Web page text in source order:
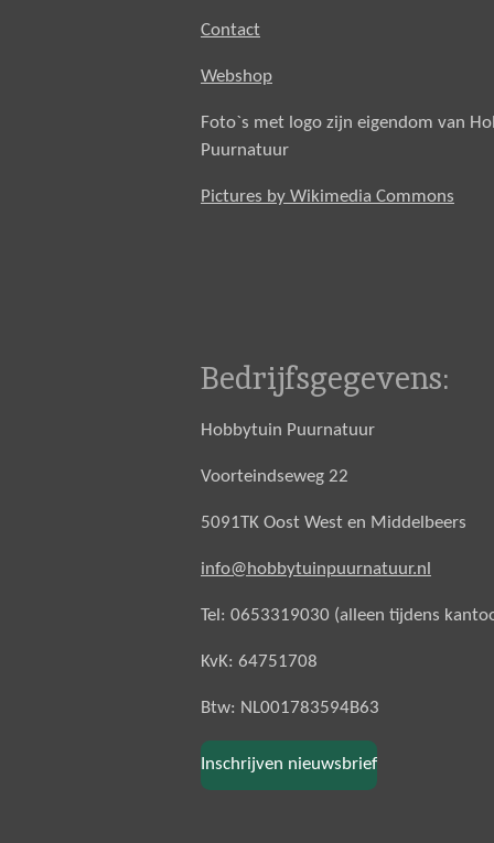
Contact
Webshop
Foto`s met logo zijn eigendom van
Puurnatuur
Pictures by Wikimedia Commons
Bedrijfsgegevens:
Hobbytuin Puurnatuur
Voorteindseweg 22
5091TK Oost West en Middelbeers
info@hobbytuinpuurnatuur.nl
Tel: 0653319030 (alleen tijdens
KvK: 64751708
Btw: NL001783594B63
Inschrijven nieuwsbrief